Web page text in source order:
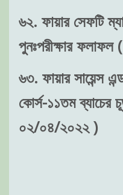
৬২. ফায়ার সেফটি
পুনঃপরীক্ষার
৬৩. ফায়ার সায়েন্স
কোর্স-১১তম ব্যাচের
০২/০৪/২০২২ )